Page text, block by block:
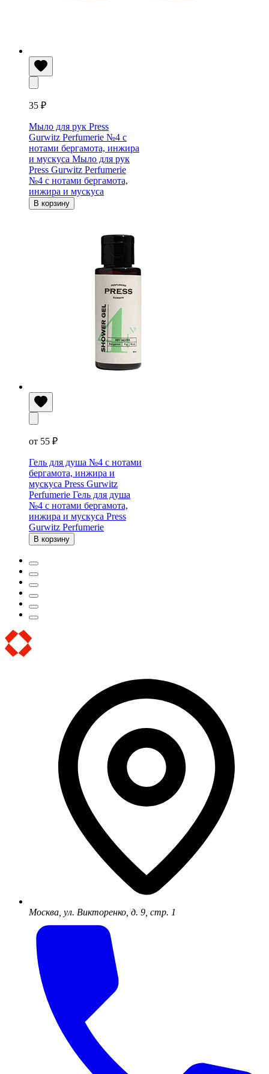
35 ₽
Мыло для рук Press
Gurwitz Perfumerie №4 c
нотами бергамота, инжира
и мускуса Мыло для рук
Press Gurwitz Perfumerie
№4 c нотами бергамота,
инжира и мускуса
В корзину
от 55 ₽
Гель для душа №4 с нотами
бергамота, инжира и
мускуса Press Gurwitz
Perfumerie Гель для душа
№4 с нотами бергамота,
инжира и мускуса Press
Gurwitz Perfumerie
В корзину
Москва, ул. Викторенко, д. 9, стр. 1